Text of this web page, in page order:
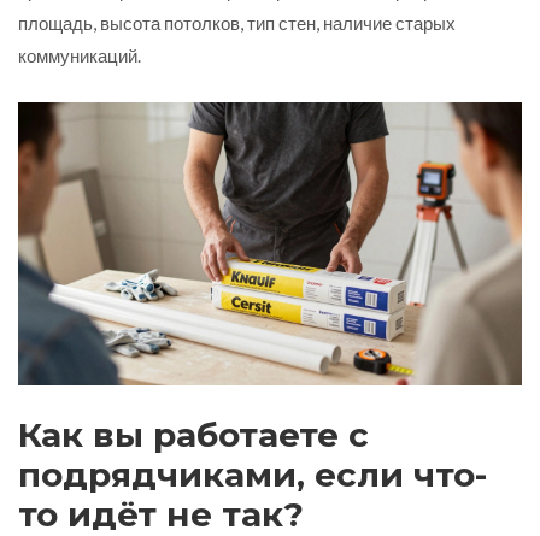
площадь, высота потолков, тип стен, наличие старых
коммуникаций.
Как вы работаете с
подрядчиками, если что-
то идёт не так?